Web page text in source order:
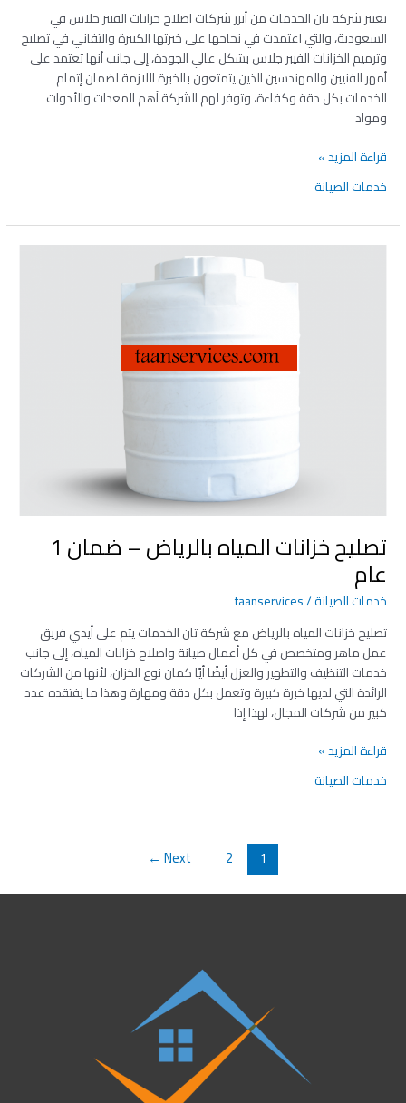
تعتبر شركة تان الخدمات من أبرز شركات اصلاح خزانات الفيبر جلاس في
السعودية، والتي اعتمدت في نجاحها على خبرتها الكبيرة والتفاني في تصليح
وترميم الخزانات الفيبر جلاس بشكل عالي الجودة، إلى جانب أنها تعتمد على
أمهر الفنيين والمهندسين الذين يتمتعون بالخبرة اللازمة لضمان إتمام
الخدمات بكل دقة وكفاءة، وتوفر لهم الشركة أهم المعدات والأدوات
ومواد
قراءة المزيد »
خدمات الصيانة
تصليح خزانات المياه بالرياض – ضمان 1
عام
خدمات الصيانة/
taanservices
تصليح خزانات المياه بالرياض مع شركة تان الخدمات يتم على أيدي فريق
عمل ماهر ومتخصص في كل أعمال صيانة واصلاح خزانات المياه، إلى جانب
خدمات التنظيف والتطهير والعزل أيضًا أيًا كمان نوع الخزان، لأنها من الشركات
الرائدة التي لديها خبرة كبيرة وتعمل بكل دقة ومهارة وهذا ما يفتقده عدد
كبير من شركات المجال، لهذا إذا
قراءة المزيد »
خدمات الصيانة
1
2
Next
←